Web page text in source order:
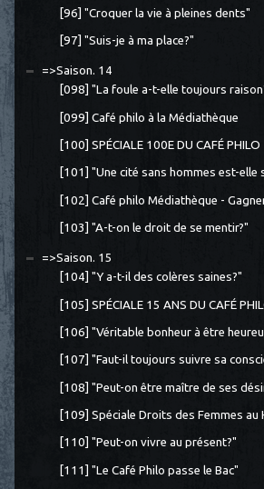
[96] "Croquer la vie à pleines dents"
[97] "Suis-je à ma place?"
=>Saison. 14
[098] "La foule a-t-elle toujours
[099] Café philo à la Médiathèque
[100] SPÉCIALE 100E DU CAFÉ PHILO
[101] "Une cité sans hommes est-elle
[102] Café philo Médiathèque -
[103] "A-t-on le droit de se mentir?"
=>Saison. 15
[104] "Y a-t-il des colères saines?"
[105] SPÉCIALE 15 ANS DU CAFÉ
[106] "Véritable bonheur à être
[107] "Faut-il toujours suivre sa
[108] "Peut-on être maître de ses
[109] Spéciale Droits des Femmes au
[110] "Peut-on vivre au présent?"
[111] "Le Café Philo passe le Bac"